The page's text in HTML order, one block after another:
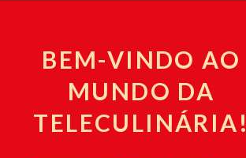
BEM-VINDO AO
MUNDO DA
TELECULINÁRIA!